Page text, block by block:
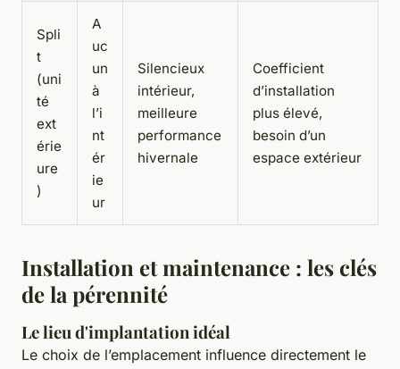
Spli
t
(uni
té
ext
érie
ure
)
A
uc
un
à
l’i
nt
ér
ie
ur
Silencieux
intérieur,
meilleure
performance
hivernale
Coefficient
d’installation
plus élevé,
besoin d’un
espace extérieur
Installation et maintenance : les clés
de la pérennité
Le lieu d'implantation idéal
Le choix de l’emplacement influence directement le